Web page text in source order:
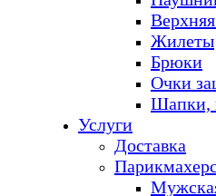
Жилеты
Брюки
Очки
Шапки,
Услуги
Доставка